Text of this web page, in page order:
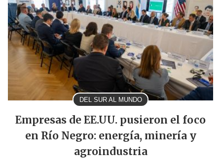
DEL SUR AL MUNDO
Empresas de EE.UU. pusieron el foco
en Río Negro: energía, minería y
agroindustria